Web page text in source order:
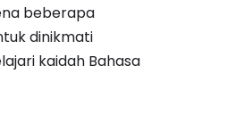
beberapa
dinikmati
kaidah Bahasa